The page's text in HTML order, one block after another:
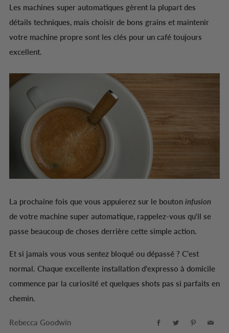
Les machines super automatiques gèrent la plupart des
détails techniques, mais choisir de bons grains et maintenir
votre machine propre sont les clés pour un café toujours
excellent.
La prochaine fois que vous appuierez sur le bouton infusion
de votre machine super automatique, rappelez-vous qu'il se
passe beaucoup de choses derrière cette simple action.
Et si jamais vous vous sentez bloqué ou dépassé ? C'est
normal. Chaque excellente installation d'expresso à domicile
commence par la curiosité et quelques shots pas si parfaits en
chemin.
Rebecca Goodwin FacebookTwitter PinterestEmail